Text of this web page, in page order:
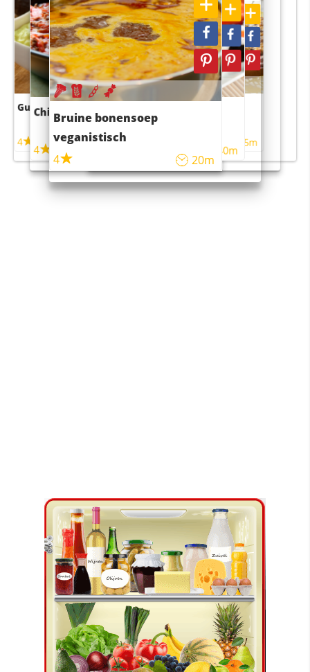
Guacamole
4
Chili con carne
4 45m
Bruine bonensoep
veganistisch
4
20m
Sushi rijstsalade
maaltijdsalade
40m
4 55m